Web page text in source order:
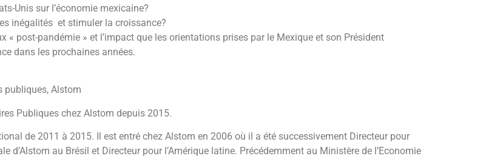
Unis sur l’économie mexicaine?
inégalités et stimuler la croissance?
post-pandémie » et l’impact que les orientations prises par le Mexique et son Président
dans les prochaines années.
publiques, Alstom
Publiques chez Alstom depuis 2015.
de 2011 à 2015. Il est entré chez Alstom en 2006 où il a été successivement Directeur pour
d’Alstom au Brésil et Directeur pour l’Amérique latine. Précédemment au Ministère de l’Economie